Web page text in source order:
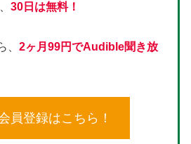
30日は無料！
、 2ヶ月99円でAudible聞き放
員登録はこちら！